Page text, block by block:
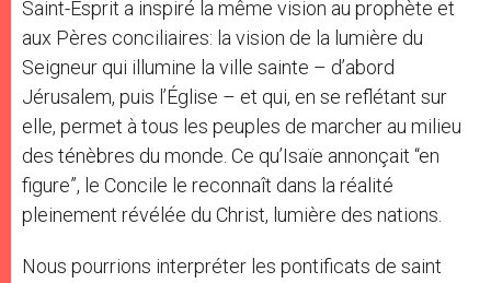
Saint-Esprit a inspiré la même vision au prophète et
aux Pères conciliaires: la vision de la lumière du
Seigneur qui illumine la ville sainte – d’abord
Jérusalem, puis l’Église – et qui, en se reflétant sur
elle, permet à tous les peuples de marcher au milieu
des ténèbres du monde. Ce qu’Isaïe annonçait “en
figure”, le Concile le reconnaît dans la réalité
pleinement révélée du Christ, lumière des nations.
Nous pourrions interpréter les pontificats de saint